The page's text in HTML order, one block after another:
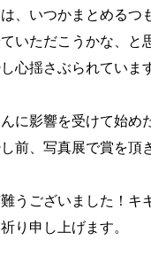
、いつかまとめるつ
いただこうかな、と
心揺さぶられていま
に影響を受けて始め
前、写真展で賞を頂
うございました！キ
り申し上げます。